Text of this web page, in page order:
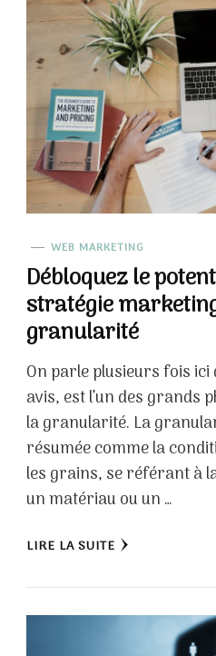
WEB MARKETING
Débloquez le
stratégie
granularité
On parle plusieurs fois ici
avis, est l’un des grands
la granularité. La
résumée comme la
les grains, se référant à
un matériau ou un …
LIRE LA SUITE